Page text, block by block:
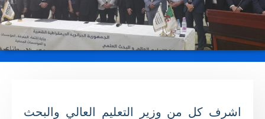
اشرف كل من وزير التعليم العالي والبحث